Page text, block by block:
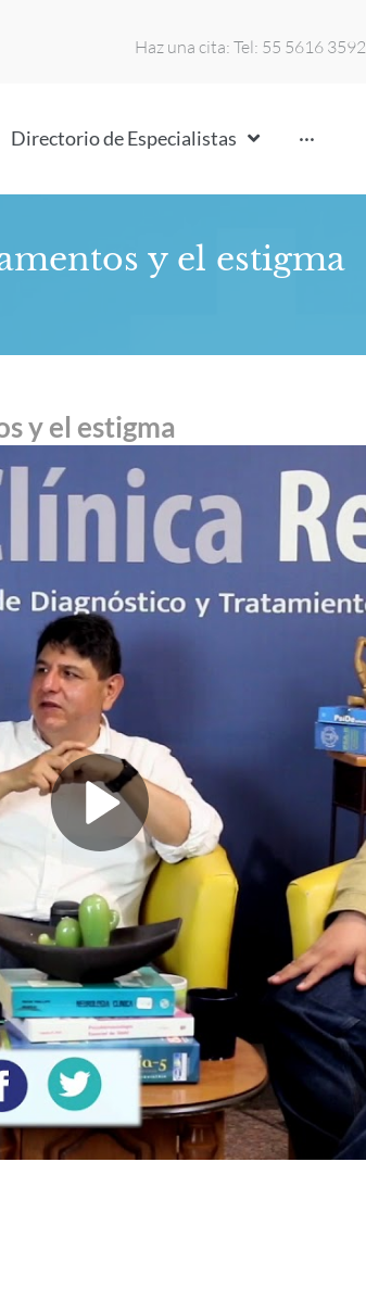
Haz una cita: Tel: 55 5616 3592
Directorio de Especialistas ···
y el estigma
y el estigma